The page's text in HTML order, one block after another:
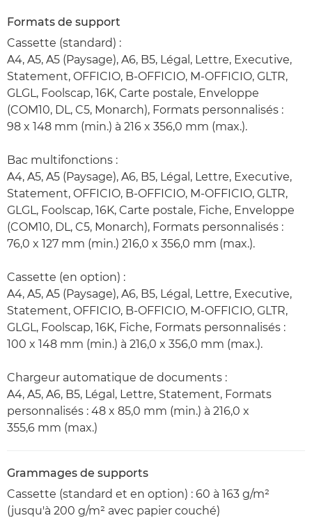
Formats de support
Cassette (standard) :
A4, A5, A5 (Paysage), A6, B5, Légal, Lettre, Executive,
Statement, OFFICIO, B-OFFICIO, M-OFFICIO, GLTR,
GLGL, Foolscap, 16K, Carte postale, Enveloppe
(COM10, DL, C5, Monarch), Formats personnalisés :
98 x 148 mm (min.) à 216 x 356,0 mm (max.).
Bac multifonctions :
A4, A5, A5 (Paysage), A6, B5, Légal, Lettre, Executive,
Statement, OFFICIO, B-OFFICIO, M-OFFICIO, GLTR,
GLGL, Foolscap, 16K, Carte postale, Fiche, Enveloppe
(COM10, DL, C5, Monarch), Formats personnalisés :
76,0 x 127 mm (min.) 216,0 x 356,0 mm (max.).
Cassette (en option) :
A4, A5, A5 (Paysage), A6, B5, Légal, Lettre, Executive,
Statement, OFFICIO, B-OFFICIO, M-OFFICIO, GLTR,
GLGL, Foolscap, 16K, Fiche, Formats personnalisés :
100 x 148 mm (min.) à 216,0 x 356,0 mm (max.).
Chargeur automatique de documents :
A4, A5, A6, B5, Légal, Lettre, Statement, Formats
personnalisés : 48 x 85,0 mm (min.) à 216,0 x
355,6 mm (max.)
Grammages de supports
Cassette (standard et en option) : 60 à 163 g/m²
(jusqu'à 200 g/m² avec papier couché)